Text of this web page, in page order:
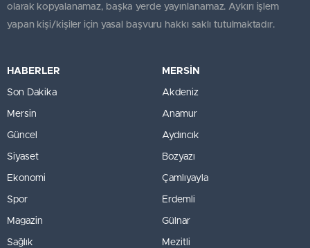
olarak kopyalanamaz, başka yerde yayınlanamaz. Aykırı işlem
yapan kişi/kişiler için yasal başvuru hakkı saklı tutulmaktadır.
HABERLER
Son Dakika
Mersin
Güncel
Siyaset
Ekonomi
Spor
Magazin
Sağlık
MERSİN
Akdeniz
Anamur
Aydıncık
Bozyazı
Çamlıyayla
Erdemli
Gülnar
Mezitli